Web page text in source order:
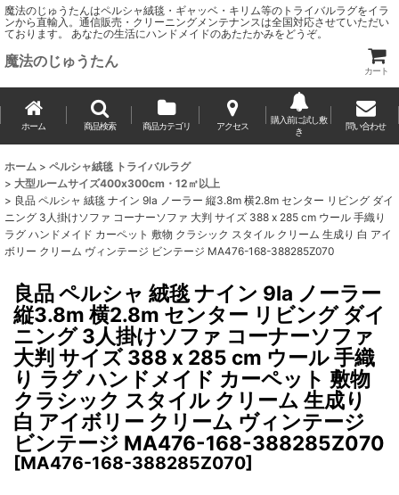
魔法のじゅうたんはペルシャ絨毯・ギャッベ・キリム等のトライバルラグをイラ
ンから直輸入。通信販売・クリーニングメンテナンスは全国対応させていただい
ております。 あなたの生活にハンドメイドのあたたかみをどうぞ。
魔法のじゅうたん
カート
ホーム 商品検索 商品カテゴリ アクセス
購入前に試し敷
き
問い合わせ
ホーム > ペルシャ絨毯 トライバルラグ
> 大型ルームサイズ400x300cm・12㎡以上
> 良品 ペルシャ 絨毯 ナイン 9la ノーラー 縦3.8m 横2.8m センター リビング ダイ
ニング 3人掛けソファ コーナーソファ 大判 サイズ 388 x 285 cm ウール 手織り
ラグ ハンドメイド カーペット 敷物 クラシック スタイル クリーム 生成り 白 アイ
ボリー クリーム ヴィンテージ ビンテージ MA476-168-388285Z070
良品 ペルシャ 絨毯 ナイン 9la ノーラー
縦3.8m 横2.8m センター リビング ダイ
ニング 3人掛けソファ コーナーソファ
大判 サイズ 388 x 285 cm ウール 手織
り ラグ ハンドメイド カーペット 敷物
クラシック スタイル クリーム 生成り
白 アイボリー クリーム ヴィンテージ
ビンテージ MA476-168-388285Z070
[MA476-168-388285Z070]